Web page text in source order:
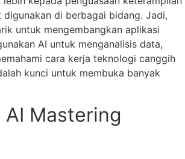
di berbagai bidang. Jadi,
untuk mengembangkan aplikasi
AI untuk menganalisis data,
cara kerja teknologi canggih
kunci untuk membuka banyak
Mastering